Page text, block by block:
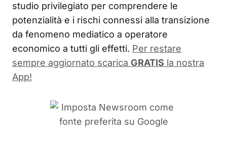
studio privilegiato per comprendere le
potenzialità e i rischi connessi alla transizione
da fenomeno mediatico a operatore
economico a tutti gli effetti. Per restare
sempre aggiornato scarica GRATIS la nostra
App!